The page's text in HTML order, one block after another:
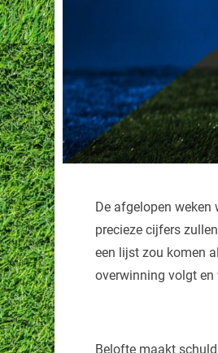
De afgelopen weken
precieze cijfers
een lijst zou komen
overwinning volgt
Belofte maakt